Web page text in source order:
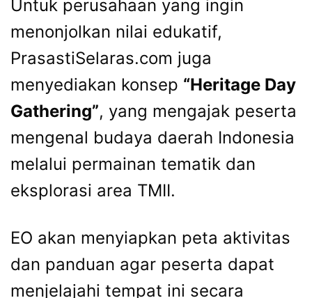
Untuk perusahaan yang ingin
menonjolkan nilai edukatif,
PrasastiSelaras.com juga
menyediakan konsep “Heritage Day
Gathering”, yang mengajak peserta
mengenal budaya daerah Indonesia
melalui permainan tematik dan
eksplorasi area TMII.
EO akan menyiapkan peta aktivitas
dan panduan agar peserta dapat
menjelajahi tempat ini secara